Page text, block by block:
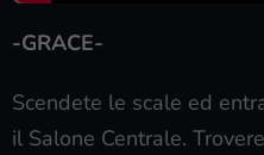
-GRACE-
Scendete le scale ed
il Salone Centrale.